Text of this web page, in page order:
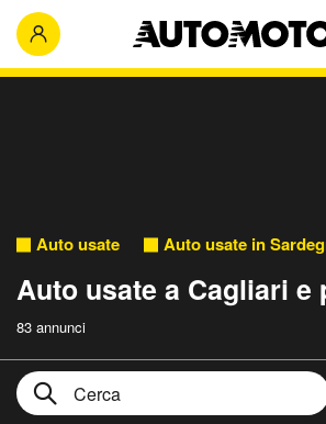
Auto usate Auto usate in
Auto usate a Cagliari e
83 annunci